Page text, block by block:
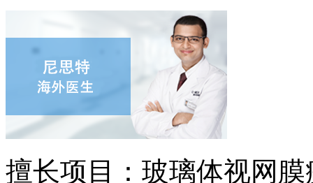
擅长项目： 玻璃体视网